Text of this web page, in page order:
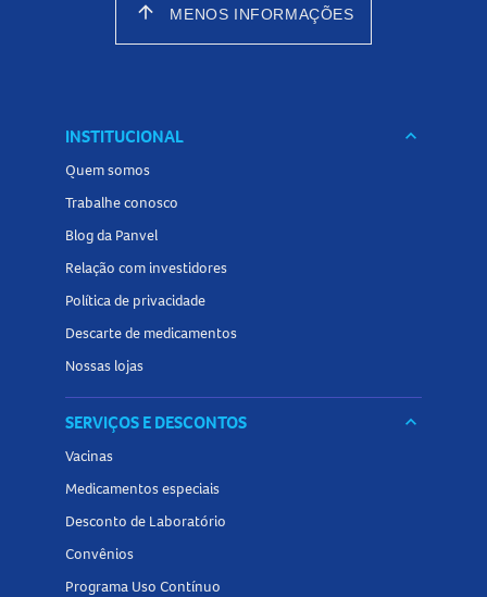
arrow_upward MENOS INFORMAÇÕES
INSTITUCIONAL keyboard_arrow_down
Quem somos
Trabalhe conosco
Blog da Panvel
Relação com investidores
Política de privacidade
Descarte de medicamentos
Nossas lojas
SERVIÇOS E DESCONTOS keyboard_arrow_down
Vacinas
Medicamentos especiais
Desconto de Laboratório
Convênios
Programa Uso Contínuo